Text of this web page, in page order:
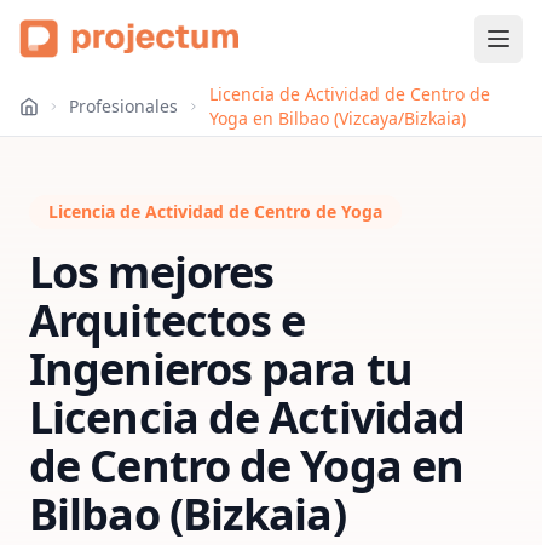
Profesionales
Licencia de Actividad de Centro de
Yoga en Bilbao (Vizcaya/Bizkaia)
Licencia de Actividad de Centro de Yoga
Los mejores
Arquitectos e
Ingenieros para tu
Licencia de Actividad
de Centro de Yoga en
Bilbao (Bizkaia)